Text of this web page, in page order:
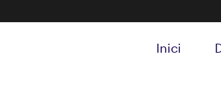
Inici